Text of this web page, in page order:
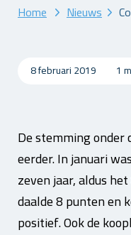
Home Nieuws
8 februari 2019 1
De stemming onder
eerder. In januari
zeven jaar, aldus
daalde 8 punten en
positief. Ook de